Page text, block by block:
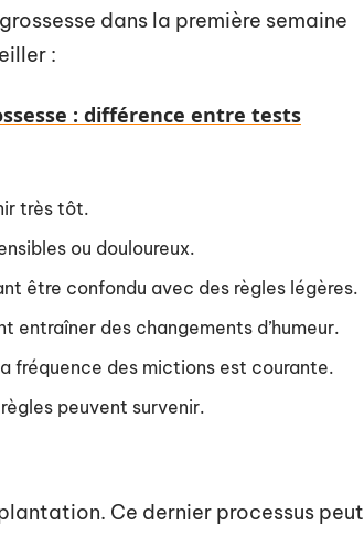
dans la première semaine
:
: différence entre tests
très tôt.
ou douloureux.
être confondu avec des règles légères.
entraîner des changements d’humeur.
fréquence des mictions est courante.
peuvent survenir.
Ce dernier processus peut